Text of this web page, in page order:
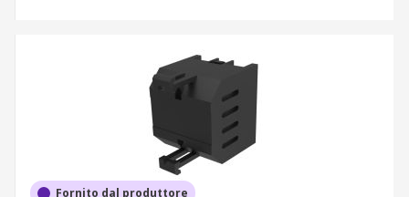
Fornito dal produttore